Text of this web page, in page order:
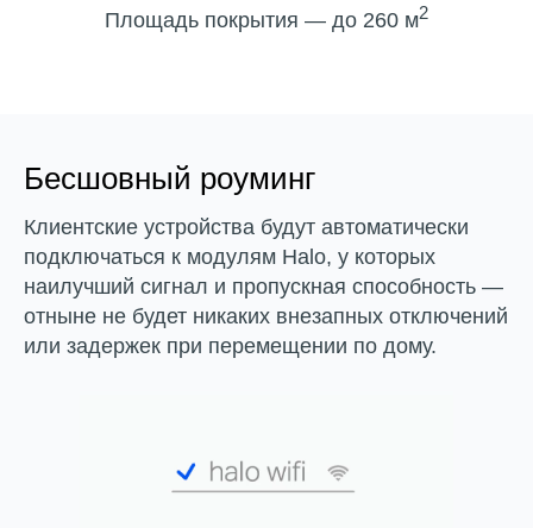
Площадь покрытия — до 260 м2
Бесшовный роуминг
Клиентские устройства будут автоматически
подключаться к модулям Halo, у которых
наилучший сигнал и пропускная способность —
отныне не будет никаких внезапных отключений
или задержек при перемещении по дому.